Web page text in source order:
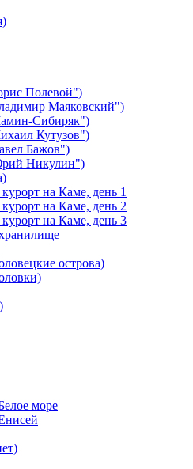
Полевой")
Маяковский")
Сибиряк")
Кутузов")
Бажов")
Никулин")
на Каме, день 1
на Каме, день 2
на Каме, день 3
острова)
море